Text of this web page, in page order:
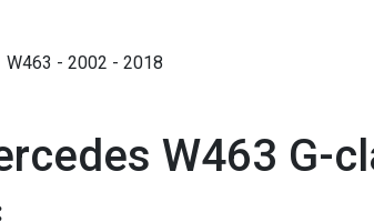
W463 - 2002 - 2018
W463 G-